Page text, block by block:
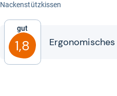
Nacken­stütz­kis­sen
Gut
1,8